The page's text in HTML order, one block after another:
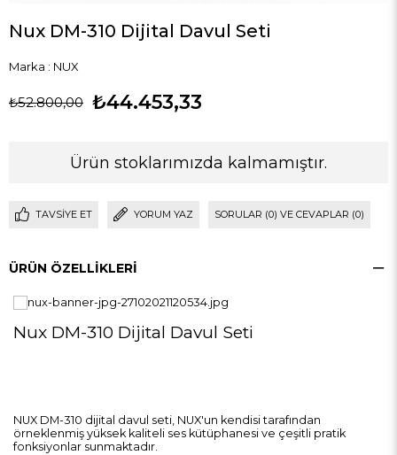
Nux DM-310 Dijital Davul Seti
Marka : NUX
₺52.800,00 ₺44.453,33
Ürün stoklarımızda kalmamıştır.
TAVSIYE ET YORUM YAZ SORULAR (0) VE CEVAPLAR (0)
ÜRÜN ÖZELLIKLERI
Nux DM-310 Dijital Davul Seti
NUX DM-310 dijital davul seti, NUX'un kendisi tarafından
örneklenmiş yüksek kaliteli ses kütüphanesi ve çeşitli pratik
fonksiyonlar sunmaktadır.